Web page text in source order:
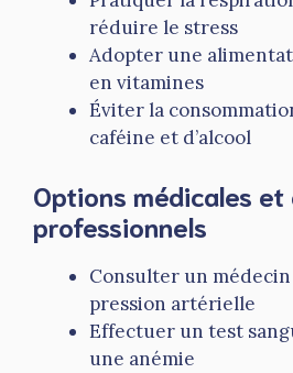
réduire le stress
Adopter une
en vitamines
Éviter la
caféine et d’alcool
Options médicales et
professionnels
Consulter un
pression artérielle
Effectuer un test
une anémie